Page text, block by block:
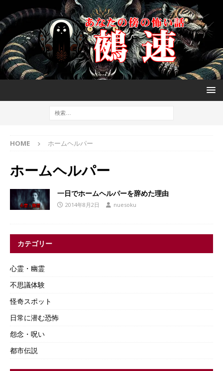
HOME ホームヘルパー
ホームヘルパー
一日でホームヘルパーを辞めた理由
2014年8月2日 nuesoku
カテゴリー
心霊・幽霊
不思議体験
怪奇スポット
日常に潜む恐怖
怨念・呪い
都市伝説